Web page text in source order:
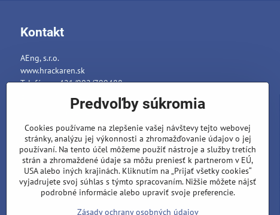
Kontakt
AEng, s.r.o.
www.hrackaren.sk
Telefón: ++421/902/799488
info@hrackaren.sk
Ochrana osobných údajov
Reklamačný poriadok
Formuláre
Predvoľby súkromia
Cookies používame na zlepšenie vašej návštevy tejto webovej
stránky, analýzu jej výkonnosti a zhromažďovanie údajov o jej
používaní. Na tento účel môžeme použiť nástroje a služby tretích
strán a zhromaždené údaje sa môžu preniesť k partnerom v EÚ,
USA alebo iných krajinách. Kliknutím na „Prijať všetky cookies“
vyjadrujete svoj súhlas s týmto spracovaním. Nižšie môžete nájsť
podrobné informácie alebo upraviť svoje preferencie.
Zásady ochrany osobných údajov